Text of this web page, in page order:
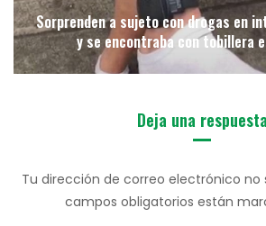
Sorprenden a sujeto con drogas en
y se encontraba con tobillera
Deja una respuesta
Tu dirección de correo electrónico no
campos obligatorios están